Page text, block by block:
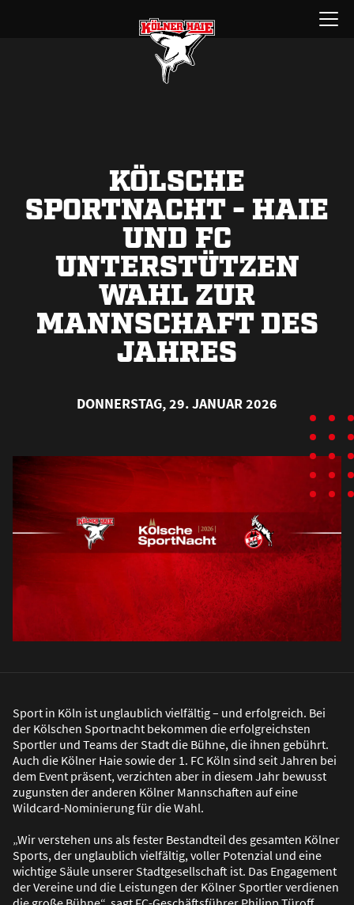
Menü
öffnen
KÖLSCHE
SPORTNACHT - HAIE
UND FC
UNTERSTÜTZEN
WAHL ZUR
MANNSCHAFT DES
JAHRES
DONNERSTAG, 29. JANUAR 2026
Sport in Köln ist unglaublich vielfältig – und erfolgreich. Bei
der Kölschen Sportnacht bekommen die erfolgreichsten
Sportler und Teams der Stadt die Bühne, die ihnen gebührt.
Auch die Kölner Haie sowie der 1. FC Köln sind seit Jahren bei
dem Event präsent, verzichten aber in diesem Jahr bewusst
zugunsten der anderen Kölner Mannschaften auf eine
Wildcard-Nominierung für die Wahl.
„Wir verstehen uns als fester Bestandteil des gesamten Kölner
Sports, der unglaublich vielfältig, voller Potenzial und eine
wichtige Säule unserer Stadtgesellschaft ist. Das Engagement
der Vereine und die Leistungen der Kölner Sportler verdienen